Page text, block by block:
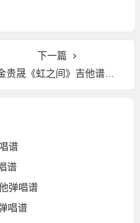
下一篇
贵晟《虹之间》吉他谱G调吉他指弹独奏谱
谱
谱
弹唱谱
唱谱